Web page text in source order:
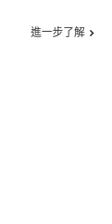
進一步了解